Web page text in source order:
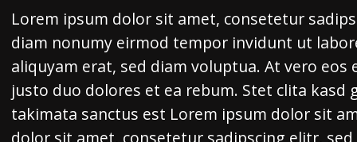
Lorem ipsum dolor sit amet, consetetur
diam nonumy eirmod tempor invidunt ut
aliquyam erat, sed diam voluptua. At vero eos
justo duo dolores et ea rebum. Stet clita kasd
takimata sanctus est Lorem ipsum dolor sit
dolor sit amet, consetetur sadipscing elitr,